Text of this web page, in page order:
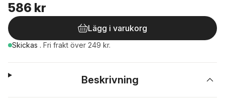
586 kr
Lägg i varukorg
Skickas . Fri frakt över 249 kr.
Beskrivning